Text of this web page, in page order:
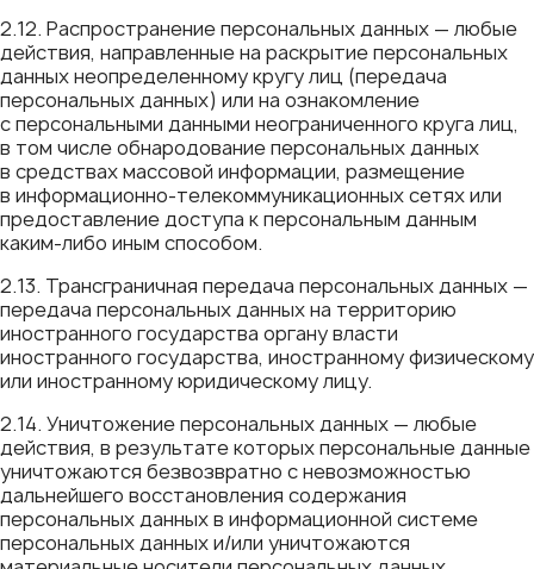
2.12. Распространение персональных данных — любые
действия, направленные на раскрытие персональных
данных неопределенному кругу лиц (передача
персональных данных) или на ознакомление
с персональными данными неограниченного круга лиц,
в том числе обнародование персональных данных
в средствах массовой информации, размещение
в информационно-телекоммуникационных сетях или
предоставление доступа к персональным данным
каким-либо иным способом.
2.13. Трансграничная передача персональных данных —
передача персональных данных на территорию
иностранного государства органу власти
иностранного государства, иностранному физическому
или иностранному юридическому лицу.
2.14. Уничтожение персональных данных — любые
действия, в результате которых персональные данные
уничтожаются безвозвратно с невозможностью
дальнейшего восстановления содержания
персональных данных в информационной системе
персональных данных и/или уничтожаются